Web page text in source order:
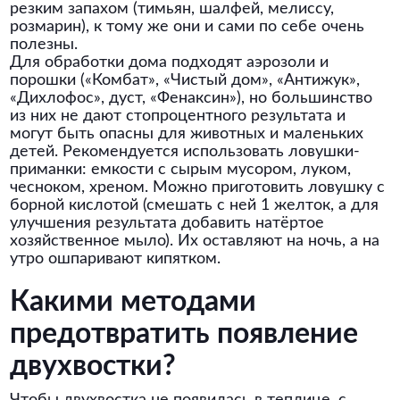
резким запахом (тимьян, шалфей, мелиссу,
розмарин), к тому же они и сами по себе очень
полезны.
Для обработки дома подходят аэрозоли и
порошки («Комбат», «Чистый дом», «Антижук»,
«Дихлофос», дуст, «Фенаксин»), но большинство
из них не дают стопроцентного результата и
могут быть опасны для животных и маленьких
детей. Рекомендуется использовать ловушки-
приманки: емкости с сырым мусором, луком,
чесноком, хреном. Можно приготовить ловушку с
борной кислотой (смешать с ней 1 желток, а для
улучшения результата добавить натёртое
хозяйственное мыло). Их оставляют на ночь, а на
утро ошпаривают кипятком.
Какими методами
предотвратить появление
двухвостки?